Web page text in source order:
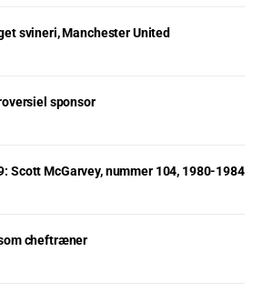
svineri, Manchester United
sponsor
Scott McGarvey, nummer 104, 1980-1984
cheftræner